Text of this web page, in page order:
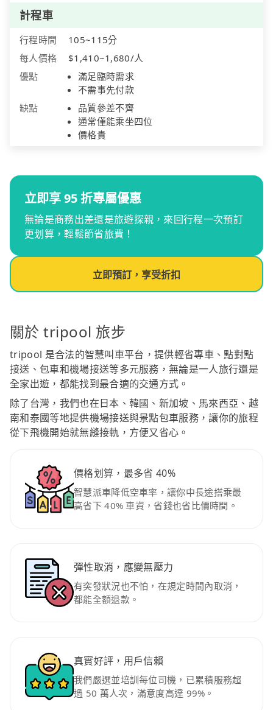
計程車
行程時間
105~115分
每人價格
$1,410~1,680/人
優點
滿足臨時需求
不需事先付款
缺點
品質參差不齊
通常僅能乘坐四位
價格貴
立即享 95 折專屬優惠
無論是商務出差還是旅遊探親，來回行程一次預訂
更划算，輕鬆節省旅費！
立即預訂，享受折扣
關於 tripool 旅步
tripool 是合法的智慧叫車平台，提供輕省專車、點對點
接送、包車和機場接送等多元服務，無論是一人旅行還是
全家出遊，都能找到最合適的交通方式。
除了台灣，我們也在日本、韓國、新加坡、馬來西亞、越
南和泰國等地提供機場接送與景點包車服務，讓你的旅程
從下飛機開始就無縫接軌，方便又省心。
價格划算，最多省 40%
智慧派車降低空車率，讓你中長途搭乘最
高省下 40% 車資，省錢也省比價時間。
彈性取消，應變無壓力
有突發狀況也不怕，在規定時間內取消，
都能全額退款。
真實好評，用戶信賴
我們嚴選並培訓每位司機，已累積服務超
過 50 萬人次，滿意度高達 99%。